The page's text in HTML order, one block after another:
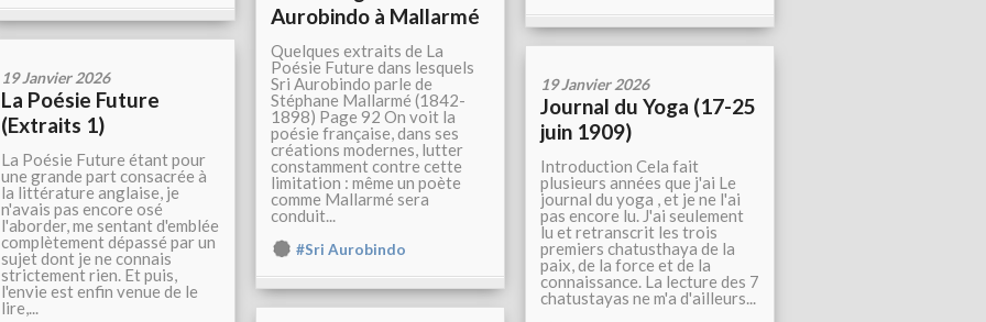
Aurobindo à Mallarmé
Quelques extraits de La
Poésie Future dans lesquels
Sri Aurobindo parle de
Stéphane Mallarmé (1842-
1898) Page 92 On voit la
poésie française, dans ses
créations modernes, lutter
constamment contre cette
limitation : même un poète
comme Mallarmé sera
conduit...
#Sri Aurobindo
19 Janvier 2026
La Poésie Future
(Extraits 1)
La Poésie Future étant pour
une grande part consacrée à
la littérature anglaise, je
n'avais pas encore osé
l'aborder, me sentant d'emblée
complètement dépassé par un
sujet dont je ne connais
strictement rien. Et puis,
l'envie est enfin venue de le
lire,...
19 Janvier 2026
Journal du Yoga (17-25
juin 1909)
Introduction Cela fait
plusieurs années que j'ai Le
journal du yoga , et je ne l'ai
pas encore lu. J'ai seulement
lu et retranscrit les trois
premiers chatusthaya de la
paix, de la force et de la
connaissance. La lecture des 7
chatustayas ne m'a d'ailleurs...